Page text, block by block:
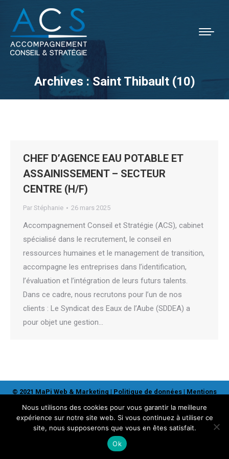
Archives :Saint Thibault (10)
CHEF D’AGENCE EAU POTABLE ET
ASSAINISSEMENT – SECTEUR
CENTRE (H/F)
Par Stéphanie 26 mars 2025
Accompagnement Conseil et Stratégie (ACS), cabinet
spécialisé dans le recrutement, le conseil en
ressources humaines et le management de transition,
accompagne les entreprises dans l’identification,
l’évaluation et l’intégration de leurs futurs talents.
Dans ce cadre, nous recrutons pour l’un de nos
clients : Le Syndicat des Eaux de l’Aube (SDDEA) a
pour objet une gestion…
© 2021 MaPi Web & Marketing | Politique de données | Mentions
Nous utilisons des cookies pour vous garantir la meilleure
expérience sur notre site web. Si vous continuez à utiliser ce
site, nous supposerons que vous en êtes satisfait.
Ok